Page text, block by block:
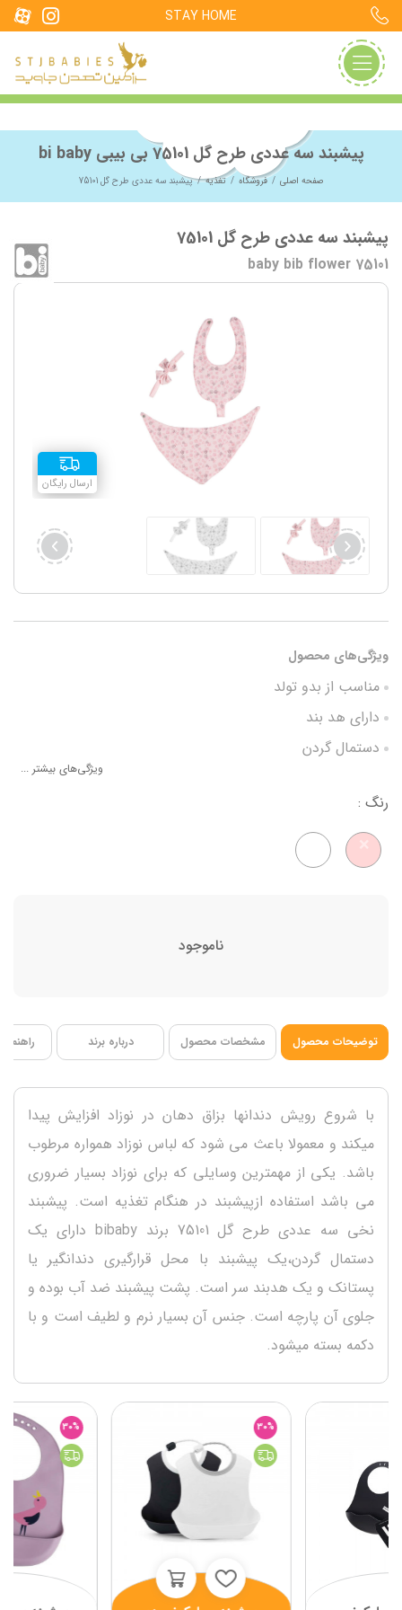
STAY HOME
پیشبند سه عددی طرح گل 75101 بی بیبی bi baby
صفحه اصلی فروشگاه تغذیه پیشبند سه عددی طرح گل 75101
پیشبند سه عددی طرح گل 75101
baby bib flower 75101
ارسال رایگان
ویژگی‌های محصول
مناسب از بدو تولد
دارای هد بند
دستمال گردن
جنس 100% پنبه
ضدحساسیت
ویژگی‌های بیشتر ...
رنگ :
ناموجود
توضیحات محصول مشخصات محصول درباره برند
با شروع رویش دندانها بزاق دهان در نوزاد افزایش پیدا
میکند و معمولا باعث می شود که لباس نوزاد همواره مرطوب
باشد. یکی از مهمترین وسایلی که برای نوزاد بسیار ضروری
می باشد استفاده ازپیشبند در هنگام تغذیه است. پیشبند
نخی سه عددی طرح گل 75101 برند bibaby دارای یک
دستمال گردن،یک پیشبند با محل قرارگیری دندانگیر یا
پستانک و یک هدبند سر است. پشت پیشبند ضد آب بوده و
جلوی آن پارچه است. جنس آن بسیار نرم و لطیف است و با
دکمه بسته میشود.
30%
30%